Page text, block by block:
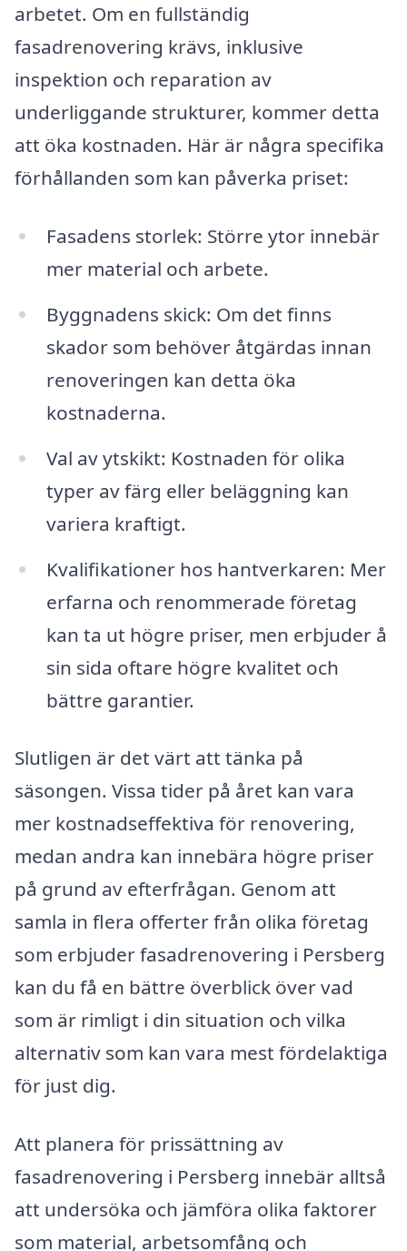
arbetet. Om en fullständig
fasadrenovering krävs, inklusive
inspektion och reparation av
underliggande strukturer, kommer detta
att öka kostnaden. Här är några specifika
förhållanden som kan påverka priset:
Fasadens storlek: Större ytor innebär
mer material och arbete.
Byggnadens skick: Om det finns
skador som behöver åtgärdas innan
renoveringen kan detta öka
kostnaderna.
Val av ytskikt: Kostnaden för olika
typer av färg eller beläggning kan
variera kraftigt.
Kvalifikationer hos hantverkaren: Mer
erfarna och renommerade företag
kan ta ut högre priser, men erbjuder å
sin sida oftare högre kvalitet och
bättre garantier.
Slutligen är det värt att tänka på
säsongen. Vissa tider på året kan vara
mer kostnadseffektiva för renovering,
medan andra kan innebära högre priser
på grund av efterfrågan. Genom att
samla in flera offerter från olika företag
som erbjuder fasadrenovering i Persberg
kan du få en bättre överblick över vad
som är rimligt i din situation och vilka
alternativ som kan vara mest fördelaktiga
för just dig.
Att planera för prissättning av
fasadrenovering i Persberg innebär alltså
att undersöka och jämföra olika faktorer
som material, arbetsomfång och